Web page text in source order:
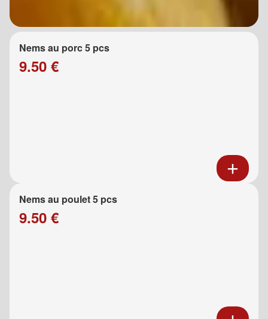
Nems au porc 5 pcs
9.50 €
Nems au poulet 5 pcs
9.50 €